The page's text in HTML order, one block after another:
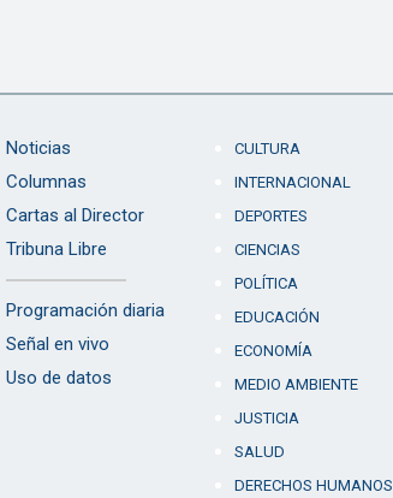
Noticias
Columnas
Cartas al Director
Tribuna Libre
Programación diaria
Señal en vivo
Uso de datos
CULTURA
INTERNACIONAL
DEPORTES
CIENCIAS
POLÍTICA
EDUCACIÓN
ECONOMÍA
MEDIO AMBIENTE
JUSTICIA
SALUD
DERECHOS HUMANOS